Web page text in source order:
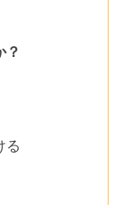
？
る